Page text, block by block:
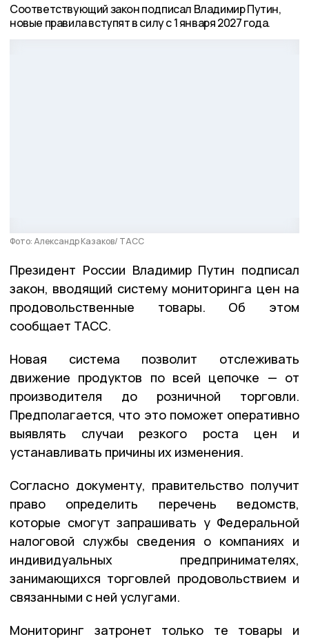
Соответствующий закон подписал Владимир Путин,
новые правила вступят в силу с 1 января 2027 года.
Фото: Александр Казаков/ ТАСС
Президент России Владимир Путин подписал
закон, вводящий систему мониторинга цен на
продовольственные товары. Об этом
сообщает ТАСС.
Новая система позволит отслеживать
движение продуктов по всей цепочке — от
производителя до розничной торговли.
Предполагается, что это поможет оперативно
выявлять случаи резкого роста цен и
устанавливать причины их изменения.
Согласно документу, правительство получит
право определить перечень ведомств,
которые смогут запрашивать у Федеральной
налоговой службы сведения о компаниях и
индивидуальных предпринимателях,
занимающихся торговлей продовольствием и
связанными с ней услугами.
Мониторинг затронет только те товары и